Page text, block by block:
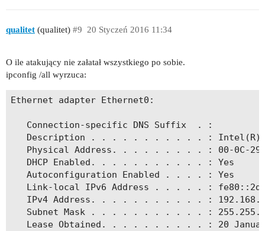
qualitet (qualitet) 20 Styczeń 2016 11:34
#9
O ile atakujący nie załatał wszystkiego po sobie.
ipconfig /all wyrzuca:
Ethernet adapter Ethernet0:
   Connection-specific DNS Suffix  . :
Description . . . . . . . . . . . :
Physical Address. . . . . . . . . : 00-0C-
   DHCP Enabled. . . . . . . . . . . : Yes
   Autoconfiguration Enabled . . . . : Yes
Link-local IPv6 Address . . . . . :
IPv4 Address. . . . . . . . . . . :
Subnet Mask . . . . . . . . . . . :
Lease Obtained. . . . . . . . . . : 20